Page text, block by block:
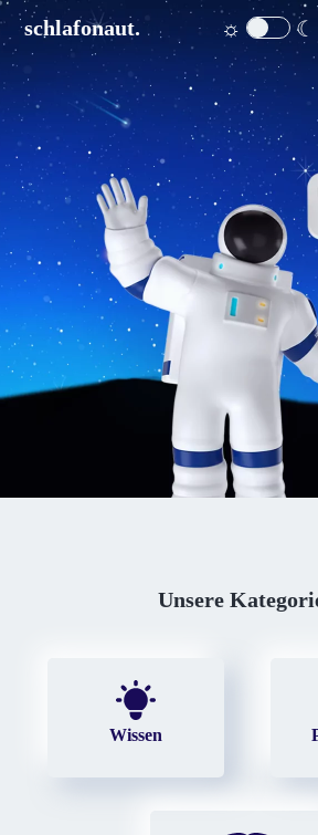
schlafonaut. ☼ ☾
Unsere
Wissen